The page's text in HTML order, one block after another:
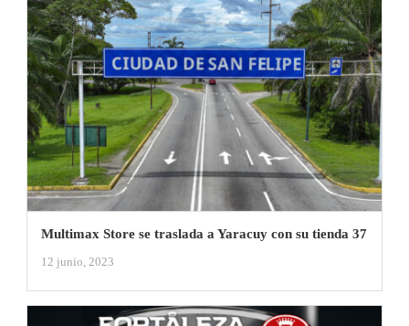
Multimax Store se traslada a Yaracuy con su tienda 37
12 junio, 2023